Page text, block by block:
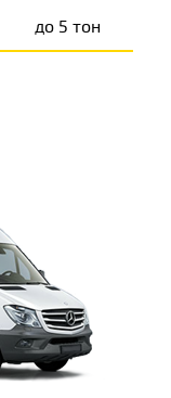
до 5 тон